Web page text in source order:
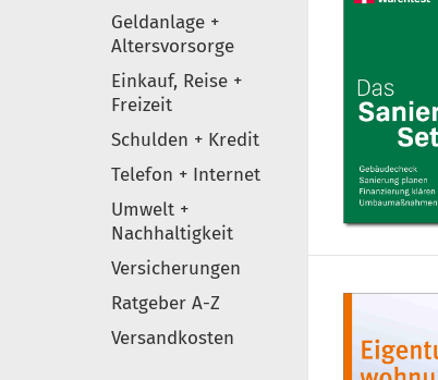
Geldanlage +
Altersvorsorge
Einkauf, Reise +
Freizeit
Schulden + Kredit
Telefon + Internet
Umwelt +
Nachhaltigkeit
Versicherungen
Ratgeber A-Z
Versandkosten